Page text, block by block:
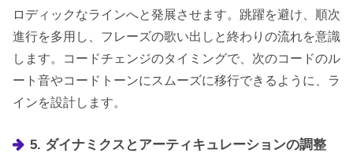
ロディックなラインへと発展させます。跳躍を避け、順次
進行を多用し、フレーズの歌い出しと終わりの流れを意識
します。コードチェンジのタイミングで、次のコードのル
ート音やコードトーンにスムーズに移行できるように、ラ
インを設計します。
5. ダイナミクスとアーティキュレーションの調整